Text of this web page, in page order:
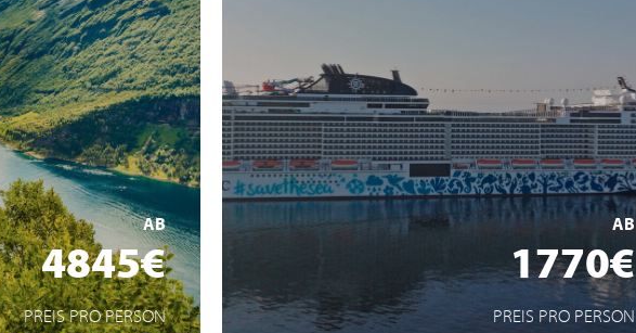
AB
4845€
PREIS PRO PERSON
Geiranger und
zum Trollstigen am
AB
1770€
PREIS PRO PERSON
Beeindruckende Fjordlandschaft in Geiranger & Flåm
majestätische Wasserfälle, imposante
Berglandschaften
modernstes Kreuzfahrterlebnis
MEHR ERFAHREN